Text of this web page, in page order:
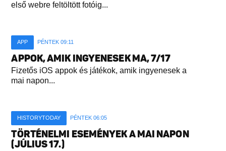
első webre feltöltött fotóig...
APP PÉNTEK 09:11
APPOK, AMIK INGYENESEK MA, 7/17
Fizetős iOS appok és játékok, amik ingyenesek a
mai napon...
HISTORYTODAY PÉNTEK 06:05
TÖRTÉNELMI ESEMÉNYEK A MAI NAPON
(JÚLIUS 17.)